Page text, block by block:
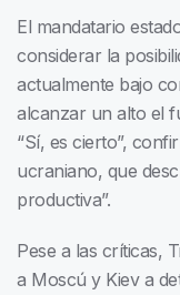
El mandatario
considerar la
actualmente bajo
alcanzar un alto el
“Sí, es cierto”,
ucraniano, que
productiva”.
Pese a las críticas,
a Moscú y Kiev a